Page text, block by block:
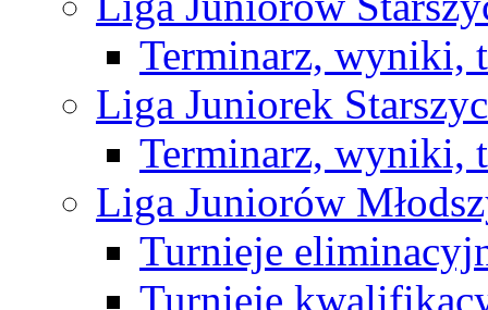
Terminarz, wyniki,
Liga Juniorek
Terminarz, wyniki,
Liga Juniorów
Turnieje
Turnieje